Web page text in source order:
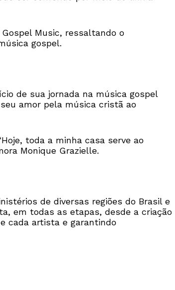
Music, ressaltando o
gospel.
de sua jornada na música gospel
amor pela música cristã ao
toda a minha casa serve ao
Monique Grazielle.
de diversas regiões do Brasil e
em todas as etapas, desde a criação
cada artista e garantindo